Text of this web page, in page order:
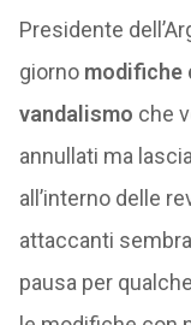
Presidente
giorno modifiche
vandalismo che
annullati ma
all’interno delle
attaccanti
pausa per